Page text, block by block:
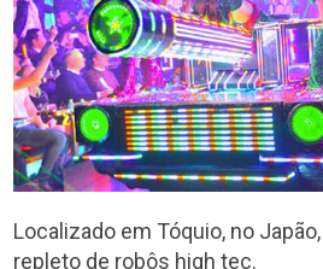
Localizado em Tóquio, no
repleto de robôs high tec.